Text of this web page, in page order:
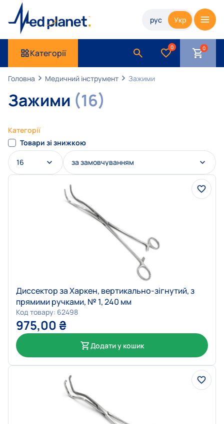
рус Укр
Категорії
0
Головна Медичний інструмент Зажими
Зажими (16)
Категорії
Товари зі знижкою
16 за замовчуванням
Диссектор за Харкен, вертикально-зігнутий, з
прямими ручками, № 1, 240 мм
Код товару: 62498
975,00 ₴
Додати у кошик